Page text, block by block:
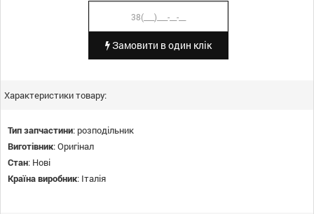
Замовити в один клік
Характеристики товару:
Тип запчастини: розподільник
Виготівник:Оригінал
Стан: Нові
Країна виробник: Італія